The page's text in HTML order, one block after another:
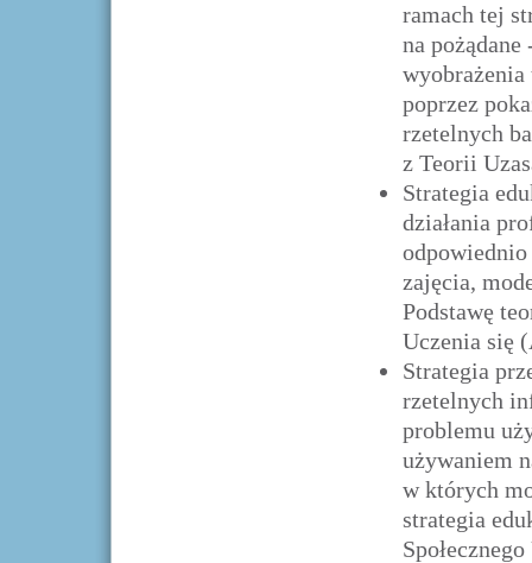
ramach tej
na
poprzez
rzetelnych
z Teorii
Strategia
działania
zajęcia,
Podstawę
Uczenia się
Strategia
rzetelnych
problemu
używaniem
w których
strategia